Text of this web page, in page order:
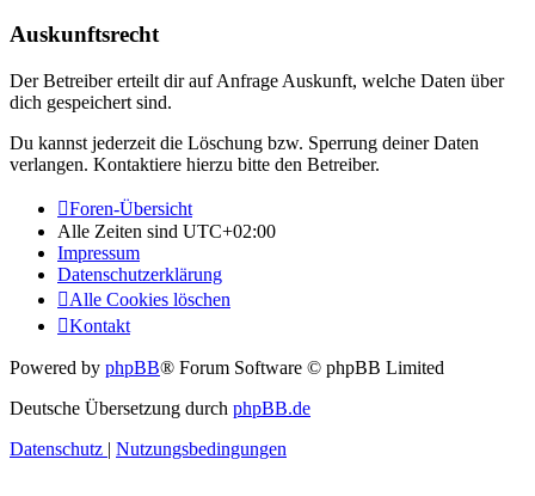
Auskunftsrecht
Der Betreiber erteilt dir auf Anfrage Auskunft, welche Daten über
dich gespeichert sind.
Du kannst jederzeit die Löschung bzw. Sperrung deiner Daten
verlangen. Kontaktiere hierzu bitte den Betreiber.
Foren-Übersicht
Alle Zeiten sind UTC+02:00
Impressum
Datenschutzerklärung
Alle Cookies löschen
Kontakt
Powered by phpBB® Forum Software © phpBB Limited
Deutsche Übersetzung durch phpBB.de
Datenschutz | Nutzungsbedingungen